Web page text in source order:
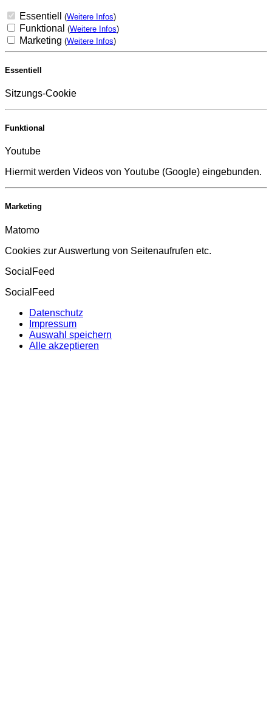
Essentiell (Weitere Infos)
Funktional (Weitere Infos)
Marketing (Weitere Infos)
Essentiell
Sitzungs-Cookie
Funktional
Youtube
Hiermit werden Videos von Youtube (Google) eingebunden.
Marketing
Matomo
Cookies zur Auswertung von Seitenaufrufen etc.
SocialFeed
SocialFeed
Datenschutz
Impressum
Auswahl speichern
Alle akzeptieren